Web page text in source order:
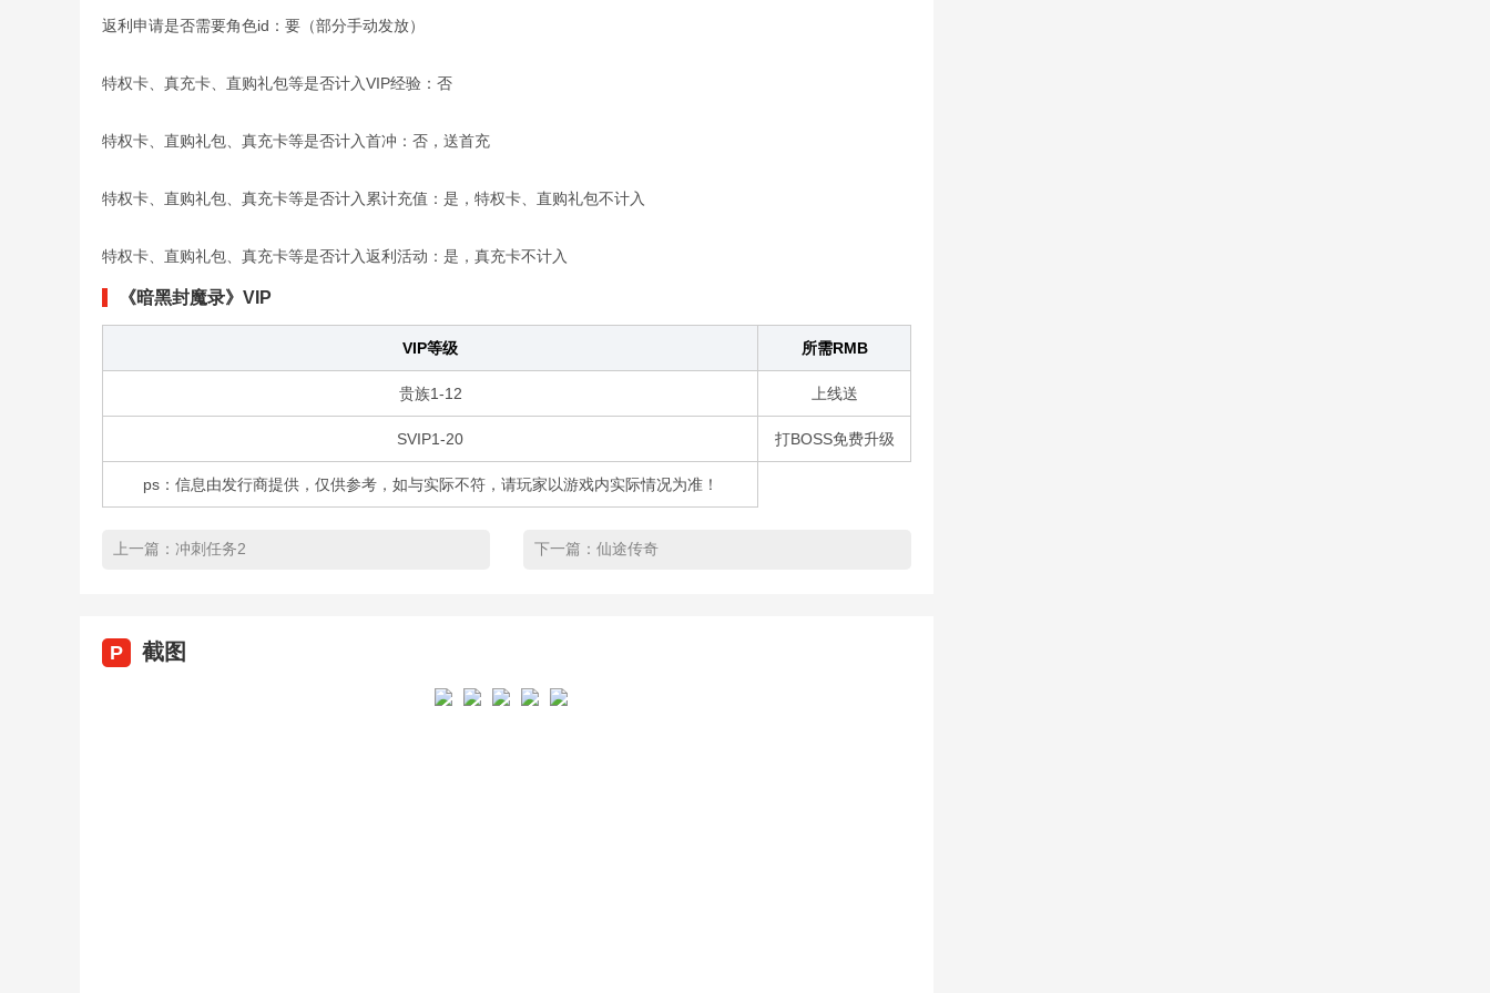
返利申请是否需要角色id：要（部分手动发放）
特权卡、真充卡、直购礼包等是否计入VIP经验：否
特权卡、直购礼包、真充卡等是否计入首冲：否，送首充
特权卡、直购礼包、真充卡等是否计入累计充值：是，特权卡、直购礼包不计入
特权卡、直购礼包、真充卡等是否计入返利活动：是，真充卡不计入
《暗黑封魔录》VIP
VIP等级 所需RMB
贵族1-12 上线送
SVIP1-20 打BOSS免费升级
ps：信息由发行商提供，仅供参考，如与实际不符，请玩家以游戏内实际情况为准！
上一篇： 冲刺任务2 下一篇： 仙途传奇
P 截图